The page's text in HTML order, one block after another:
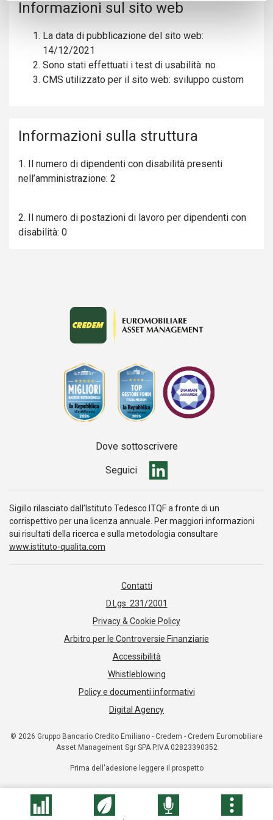
Informazioni sul sito web
La data di pubblicazione del sito web:
14/12/2021
Sono stati effettuati i test di usabilità: no
CMS utilizzato per il sito web: sviluppo custom
Informazioni sulla struttura
1. Il numero di dipendenti con disabilità presenti
nell’amministrazione: 2
2. Il numero di postazioni di lavoro per dipendenti con
disabilità: 0
Dove sottoscrivere
Seguici
Sigillo rilasciato dall’Istituto Tedesco ITQF a fronte di un
corrispettivo per una licenza annuale. Per maggiori informazioni
sui risultati della ricerca e sulla metodologia consultare
www.istituto-qualita.com
Contatti
D.Lgs. 231/2001
Privacy & Cookie Policy
Arbitro per le Controversie Finanziarie
Accessibilità
Whistleblowing
Policy e documenti informativi
Digital Agency
© 2026 Gruppo Bancario Credito Emiliano - Credem - Credem Euromobiliare
Asset Management Sgr SPA P.IVA 02823390352
Prima dell'adesione leggere il prospetto